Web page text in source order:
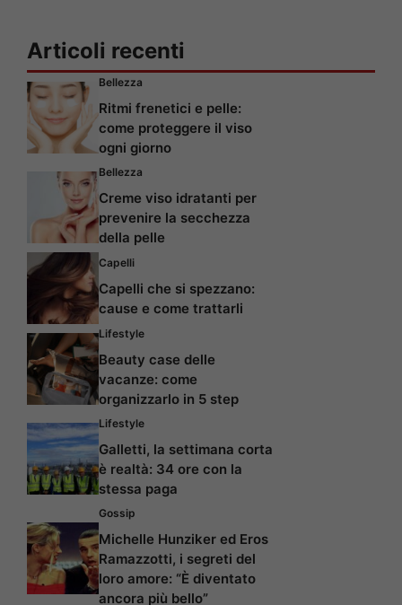
Articoli recenti
Bellezza
Ritmi frenetici e pelle:
come proteggere il viso
ogni giorno
Bellezza
Creme viso idratanti per
prevenire la secchezza
della pelle
Capelli
Capelli che si spezzano:
cause e come trattarli
Lifestyle
Beauty case delle
vacanze: come
organizzarlo in 5 step
Lifestyle
Galletti, la settimana corta
è realtà: 34 ore con la
stessa paga
Gossip
Michelle Hunziker ed Eros
Ramazzotti, i segreti del
loro amore: “È diventato
ancora più bello”